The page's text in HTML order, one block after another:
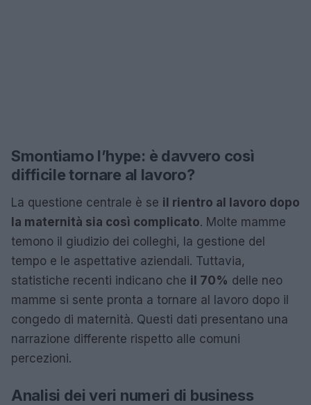
Smontiamo l’hype: è davvero così
difficile tornare al lavoro?
La questione centrale è se il rientro al lavoro dopo
la maternità sia così complicato. Molte mamme
temono il giudizio dei colleghi, la gestione del
tempo e le aspettative aziendali. Tuttavia,
statistiche recenti indicano che il 70% delle neo
mamme si sente pronta a tornare al lavoro dopo il
congedo di maternità. Questi dati presentano una
narrazione differente rispetto alle comuni
percezioni.
Analisi dei veri numeri di business